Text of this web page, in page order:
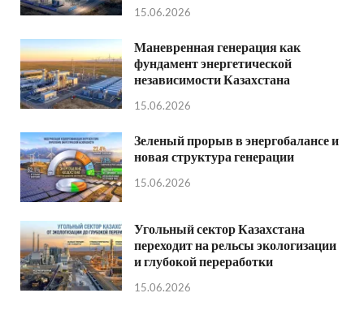
15.06.2026
Маневренная генерация как
фундамент энергетической
независимости Казахстана
15.06.2026
Зеленый прорыв в энергобалансе и
новая структура генерации
15.06.2026
Угольный сектор Казахстана
переходит на рельсы экологизации
и глубокой переработки
15.06.2026